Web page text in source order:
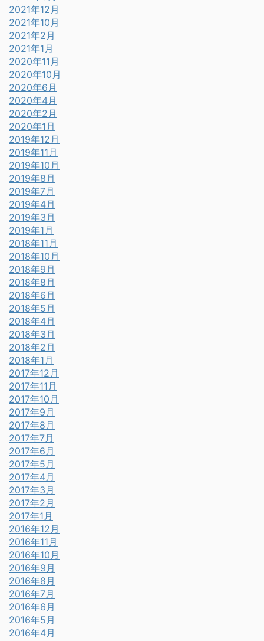
2021年12月
2021年10月
2021年2月
2021年1月
2020年11月
2020年10月
2020年6月
2020年4月
2020年2月
2020年1月
2019年12月
2019年11月
2019年10月
2019年8月
2019年7月
2019年4月
2019年3月
2019年1月
2018年11月
2018年10月
2018年9月
2018年8月
2018年6月
2018年5月
2018年4月
2018年3月
2018年2月
2018年1月
2017年12月
2017年11月
2017年10月
2017年9月
2017年8月
2017年7月
2017年6月
2017年5月
2017年4月
2017年3月
2017年2月
2017年1月
2016年12月
2016年11月
2016年10月
2016年9月
2016年8月
2016年7月
2016年6月
2016年5月
2016年4月